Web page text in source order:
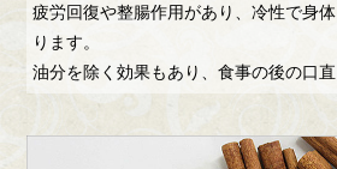
疲労回復や整腸作用があり、冷性で身
ります。
油分を除く効果もあり、食事の後の口直